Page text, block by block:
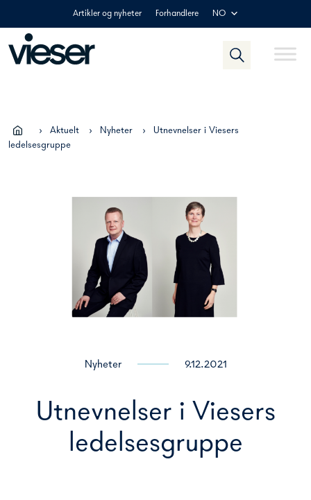
content
Artikler og nyheter Forhandlere NO
› Aktuelt › Nyheter ›
Utnevnelser i Viesers
ledelsesgruppe
Nyheter 9.12.2021
Utnevnelser i Viesers
ledelsesgruppe